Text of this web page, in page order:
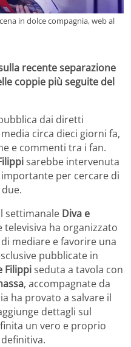
in dolce compagnia, web al
recente separazione
coppie più seguite del
dai diretti
circa dieci giorni fa,
e commenti tra i fan.
sarebbe intervenuta
per cercare di
settimanale Diva e
ha organizzato
mediare e favorire una
pubblicate in
Filippiseduta a tavola con
, accompagnate da
ha provato a salvare il
dettagli sul
un vero e proprio